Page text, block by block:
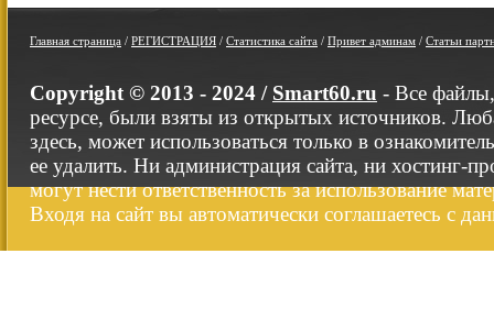
Главная страница / РЕГИСТРАЦИЯ / Статистика сайта / Привет админам / Статьи
Copyright © 2013 - 2024 / Smart60.ru - Все
ресурсе, были взяты из открытых источников.
здесь, может использоваться только в
ее удалить. Ни администрация сайта, ни хостинг-
могут нести ответственность за использование
Входя на сайт вы автоматически соглашаетесь с